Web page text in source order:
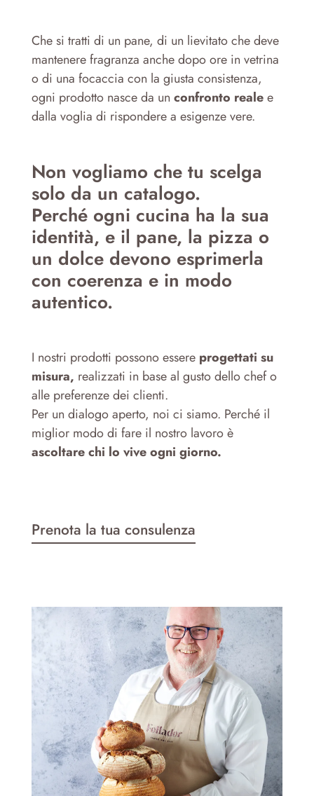
Che si tratti di un pane, di un lievitato che deve
mantenere fragranza anche dopo ore in vetrina
o di una focaccia con la giusta consistenza,
ogni prodotto nasce da un confronto realee
dalla voglia di rispondere a esigenze vere.
Non vogliamo che tu scelga
solo da un catalogo.
Perché ogni cucina ha la sua
identità, e il pane, la pizza o
un dolce devono esprimerla
con coerenza e in modo
autentico.
I nostri prodotti possono essere progettati su
misura, realizzati in base al gusto dello chef o
alle preferenze dei clienti.
Per un dialogo aperto, noi ci siamo. Perché il
miglior modo di fare il nostro lavoro è
ascoltare chi lo vive ogni giorno.
Prenota la tua consulenza